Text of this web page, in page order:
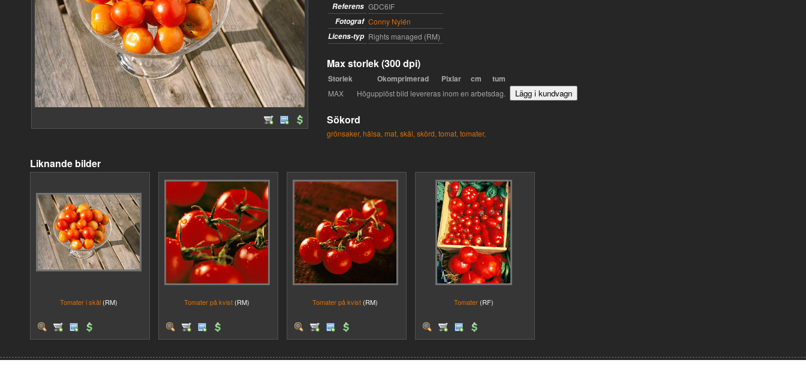
Referens GDC6IF
Fotograf Conny Nylén
Licens-typ Rights managed (RM)
Max storlek (300 dpi)
Storlek Okomprimerad Pixlar cm tum
MAX Högupplöst bild levereras inom en arbetsdag.
Sökord
grönsaker, hälsa, mat, skål, skörd, tomat, tomater,
Liknande bilder
Tomater i skål (RM) Tomater på kvist (RM) Tomater på kvist (RM) Tomater (RF)